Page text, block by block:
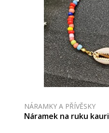
NÁRAMKY A PŘÍVĚSKY
Náramek na ruku kauri